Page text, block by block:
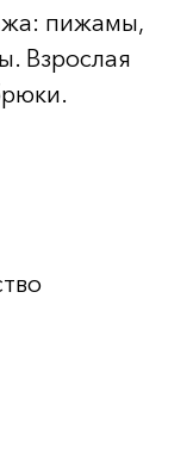
пижамы,
Взрослая